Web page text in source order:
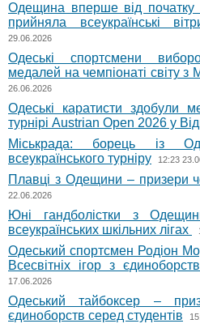
Одещина вперше від початку
прийняла всеукраїнські
29.06.2026
Одеські спортсмени
медалей на чемпіонаті світу з
26.06.2026
Одеські каратисти здобули
турнірі Austrian Open 2026 у
Міськрада: борець із
всеукраїнського турніру
12:23
Плавці з Одещини – призери
22.06.2026
Юні гандболістки з
всеукраїнських шкільних лігах
Одеський спортсмен Родіон
Всесвітніх ігор з
17.06.2026
Одеський тайбоксер –
єдиноборств серед студентів